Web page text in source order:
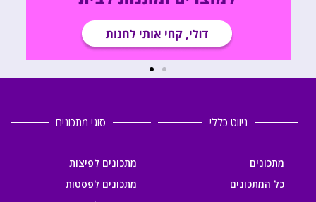
ניווט כללי
מתכונים
כל המתכונים
סוגי מתכונים
מתכונים לפיצות
מתכונים לפסטות